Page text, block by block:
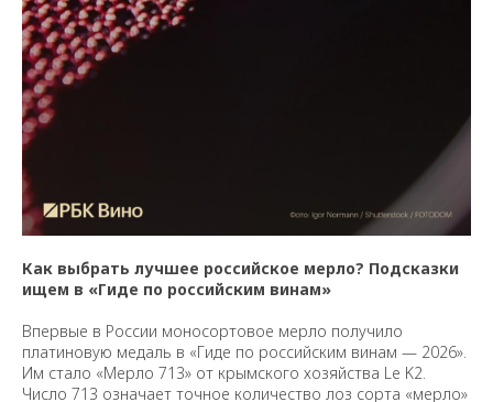
Как выбрать лучшее российское мерло? Подсказки
ищем в «Гиде по российским винам»
Впервые в России моносортовое мерло получило
платиновую медаль в «Гиде по российским винам — 2026».
Им стало «Мерло 713» от крымского хозяйства Le K2.
Число 713 означает точное количество лоз сорта «мерло»